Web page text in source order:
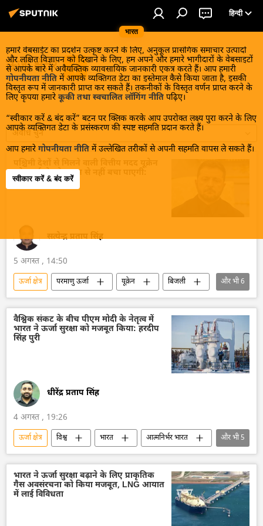
भारत
हिन्दी
हमारे वेबसाईट का प्रदर्शन उत्कृष्ट करने के लिए, अनुकूल प्रासंगिक समाचार उत्पादों
और लक्षित विज्ञापन को दिखाने के लिए, हम अपने और हमारे भागीदारों के वेबसाइटों
से आपके बारे में अवैयक्तिक व्यावसायिक जानकारी एकत्र करते हैं। आप हमारी
गोपनीयता नीति में आपके व्यक्तिगत डेटा का इस्तेमाल कैसे किया जाता है, इसकी
विस्तृत रूप में जानकारी प्राप्त कर सकते हैं। तकनीकों के विस्तृत वर्णन प्राप्त करने के
लिए कृपया हमारे कूकी तथा स्वचालित लॉगिंग नीति पढ़िए।
“स्वीकार करें & बंद करें” बटन पर क्लिक करके आप उपरोक्त लक्ष्य पुरा करने के लिए
आपके व्यक्तिगत डेटा के प्रसंस्करण की स्पष्ट सहमति प्रदान करते हैं।
आप हमारे गोपनीयता नीति में उल्लेखित तरीकों से अपनी सहमति वापस ले सकते हैं।
स्वीकार करें & बंद करें
ऊर्जा क्षेत्र
अवधि चुनें
को ऊर्जा क्षेत्र के पतन से नहीं बचा पाएगी:
विशेषज्ञ
सत्येन्द्र प्रताप सिंह
5 अगस्त , 14:50
ऊर्जा क्षेत्र परमाणु ऊर्जा यूक्रेन
बिजली
भ्रष्टाचार
रूस
वित्तीय प्रणाली
ड्रोन
ड्रोन हमला Sputnik मान्यता
और भी6
वैश्विक संकट के बीच पीएम मोदी के नेतृत्व में
भारत ने ऊर्जा सुरक्षा को मजबूत किया: हरदीप
सिंह पुरी
धीरेंद्र प्रताप सिंह
4 अगस्त , 19:26
ऊर्जा क्षेत्र विश्व भारत
आत्मनिर्भर भारत
भारत का विकास
भारत सरकार
तेल
तेल का आयात
नरेन्द्र मोदी
और भी5
भारत ने ऊर्जा सुरक्षा बढ़ाने के लिए प्राकृतिक
गैस अवसंरचना को किया मजबूत, LNG आयात
में लाई विविधता